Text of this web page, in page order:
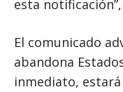
esta
El comunicado
abandona
inmediato,